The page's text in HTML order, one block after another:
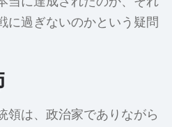
に過ぎないのかという疑問
領は、政治家でありながら